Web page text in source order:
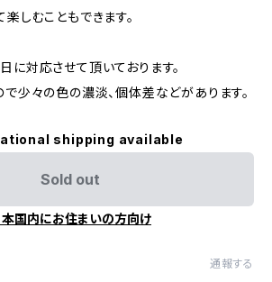
しむこともできます。
に対応させて頂いております。
で少々の色の濃淡、個体差などがあります。
shipping available
Sold out
本国内にお住まいの方向け
通報する